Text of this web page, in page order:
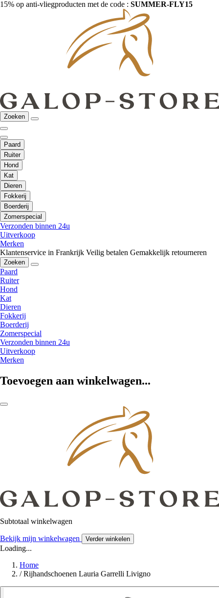
15% op anti-vliegproducten met de code : SUMMER-FLY15
Zoeken
Paard
Ruiter
Hond
Kat
Dieren
Fokkerij
Boerderij
Zomerspecial
Verzonden binnen 24u
Uitverkoop
Merken
Klantenservice in Frankrijk Veilig betalen Gemakkelijk retourneren
Zoeken
Paard
Ruiter
Hond
Kat
Dieren
Fokkerij
Boerderij
Zomerspecial
Verzonden binnen 24u
Uitverkoop
Merken
Toevoegen aan winkelwagen...
Subtotaal winkelwagen
Bekijk mijn winkelwagen Verder winkelen
Loading...
Home
/ Rijhandschoenen Lauria Garrelli Livigno